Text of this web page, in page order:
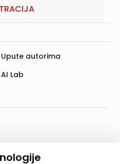
Upute autorima
AI Lab